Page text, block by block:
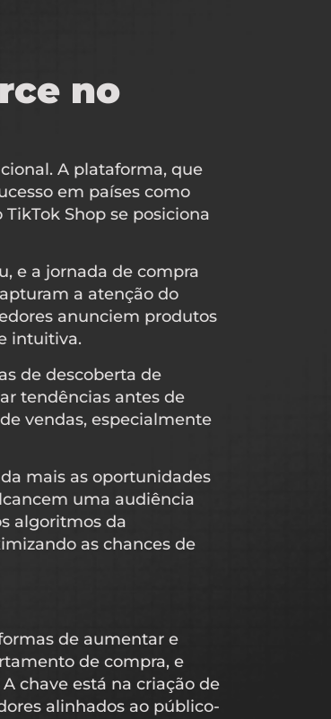
no
A plataforma, que
em países como
Shop se posiciona
e a jornada de compra
a atenção do
anunciem produtos
intuitiva.
de descoberta de
tendências antes de
vendas, especialmente
mais as oportunidades
uma audiência
algoritmos da
as chances de
de aumentar e
de compra, e
chave está na criação de
alinhados ao público-